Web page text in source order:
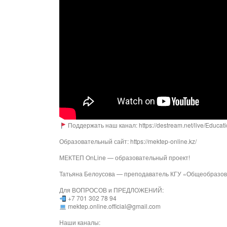
Поддержать наш канал: https://destream.net/live/
Образовательный сайт: https://mektep-online.kz/
МЕКТЕП OnLine — образовательный проект!
Татьяна Белоусова — преподаватель КГУ
Для ВОПРОСОВ и ПРЕДЛОЖЕНИЙ:
+7 701 302 78 94
mektep.online.official@gmail.com
Наши каналы: